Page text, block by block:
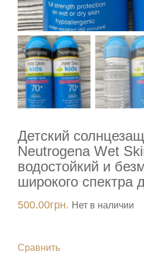
Детский
Neutrogena Wet
водостойкий и
широкого спектра
500.00грн. Нет в наличии
Сравнить